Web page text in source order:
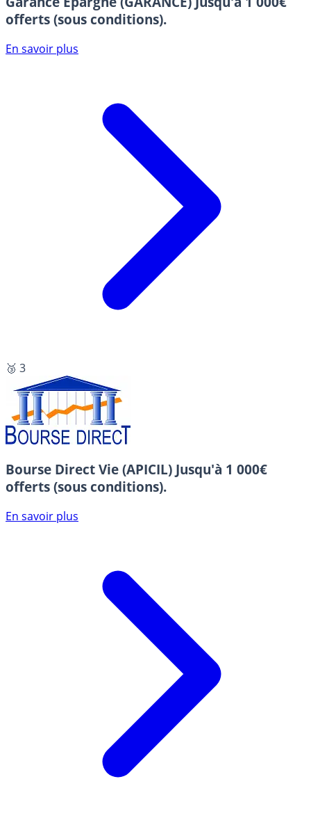
offerts (sous conditions).
En savoir plus
🥉 3
Bourse Direct Vie (APICIL) Jusqu'à 1 000€
offerts (sous conditions).
En savoir plus